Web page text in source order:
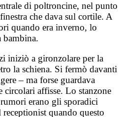
di poltroncine, nel punto
che dava sul cortile. A
quando era inverno, lo
bambina.
iniziò a gironzolare per la
la schiena. Si fermò davanti
– ma forse guardava
affisse. Lo stanzone
erano gli sporadici
quando questo